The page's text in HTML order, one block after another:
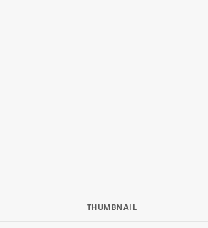
THUMBNAIL